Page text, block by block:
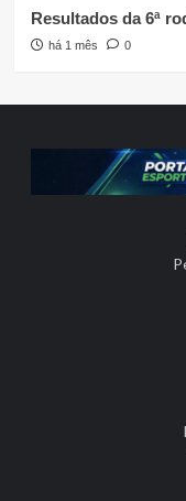
Resultados da 6ª
há 1 mês 0